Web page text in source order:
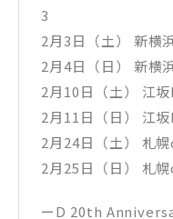
3
2月3日（土） 新横
2月4日（日） 新横
2月10日（土） 江
2月11日（日） 江
2月24日（土） 札
2月25日（日） 札
ーD 20th